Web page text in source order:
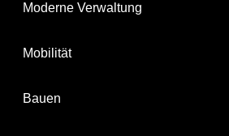
Moderne Verwaltung
Mobilität
Bauen